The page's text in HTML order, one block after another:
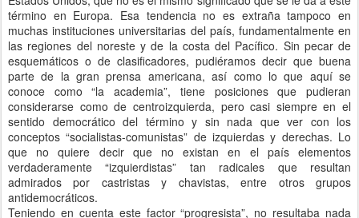
término en Europa. Esa tendencia no es extraña tampoco en
muchas instituciones universitarias del país, fundamentalmente en
las regiones del noreste y de la costa del Pacífico. Sin pecar de
esquemáticos o de clasificadores, pudiéramos decir que buena
parte de la gran prensa americana, así como lo que aquí se
conoce como “la academia”, tiene posiciones que pudieran
considerarse como de centroizquierda, pero casi siempre en el
sentido democrático del término y sin nada que ver con los
conceptos “socialistas-comunistas” de izquierdas y derechas. Lo
que no quiere decir que no existan en el país elementos
verdaderamente “izquierdistas” tan radicales que resultan
admirados por castristas y chavistas, entre otros grupos
antidemocráticos.
Teniendo en cuenta este factor “progresista”, no resultaba nada